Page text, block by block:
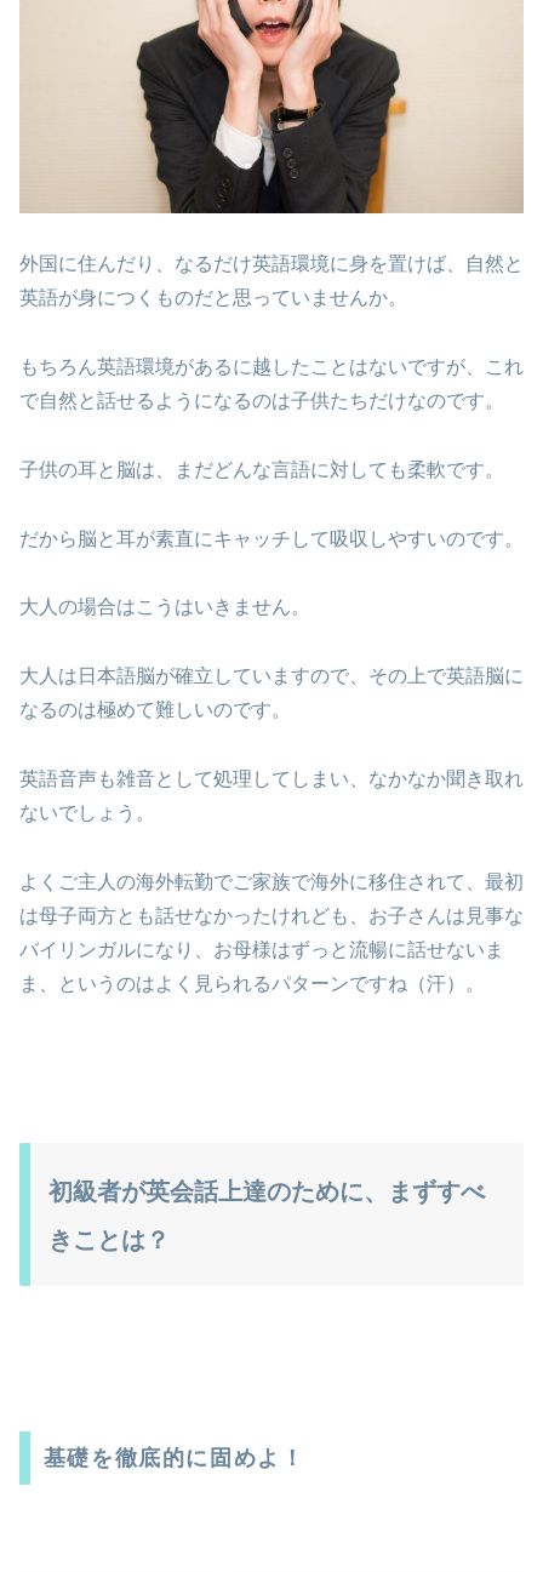
外国に住んだり、なるだけ英語環境に身を置けば、自然と
英語が身につくものだと思っていませんか。
もちろん英語環境があるに越したことはないですが、これ
で自然と話せるようになるのは子供たちだけなのです。
子供の耳と脳は、まだどんな言語に対しても柔軟です。
だから脳と耳が素直にキャッチして吸収しやすいのです。
大人の場合はこうはいきません。
大人は日本語脳が確立していますので、その上で英語脳に
なるのは極めて難しいのです。
英語音声も雑音として処理してしまい、なかなか聞き取れ
ないでしょう。
よくご主人の海外転勤でご家族で海外に移住されて、最初
は母子両方とも話せなかったけれども、お子さんは見事な
バイリンガルになり、お母様はずっと流暢に話せないま
ま、というのはよく見られるパターンですね（汗）。
初級者が英会話上達のために、まずすべ
きことは？
基礎を徹底的に固めよ！